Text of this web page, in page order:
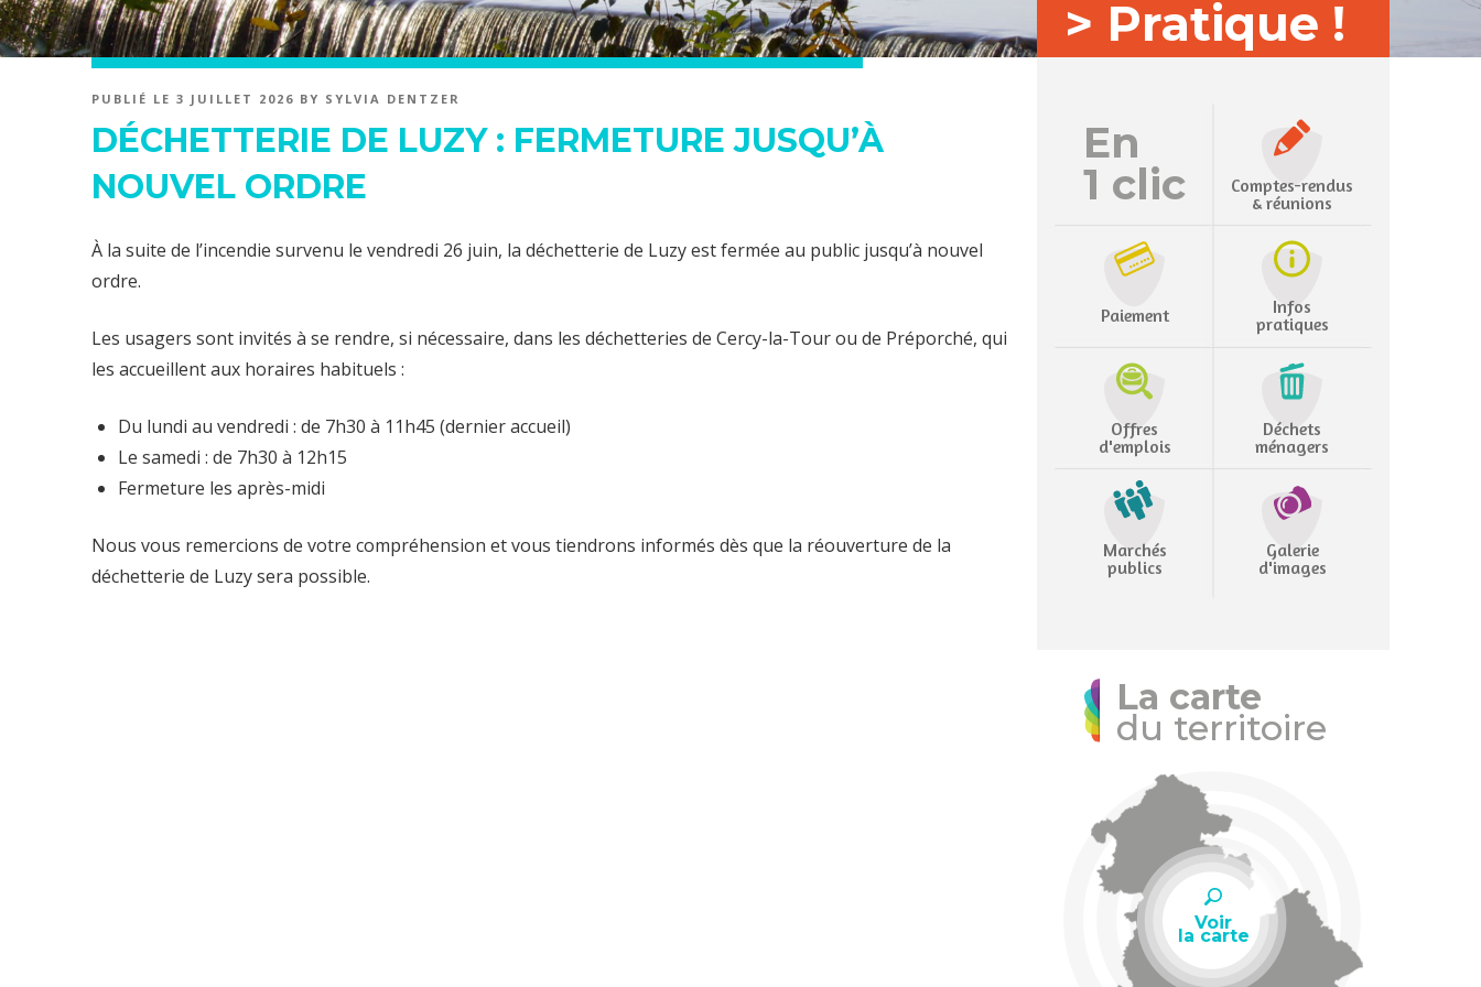
PUBLIÉ LE 3 JUILLET 2026 BY SYLVIA DENTZER
DÉCHETTERIE DE LUZY : FERMETURE JUSQU’À
NOUVEL ORDRE
À la suite de l’incendie survenu le vendredi 26 juin, la déchetterie de Luzy est fermée au public jusqu’à nouvel
ordre.
Les usagers sont invités à se rendre, si nécessaire, dans les déchetteries de Cercy-la-Tour ou de Préporché, qui
les accueillent aux horaires habituels :
Du lundi au vendredi : de 7h30 à 11h45 (dernier accueil)
Le samedi : de 7h30 à 12h15
Fermeture les après-midi
Nous vous remercions de votre compréhension et vous tiendrons informés dès que la réouverture de la
déchetterie de Luzy sera possible.
> Pratique !
En
1 clic
Comptes-rendus
& réunions
Paiement
Infos
pratiques
Offres
d'emplois
Déchets
ménagers
Marchés
publics
Galerie
d'images
La carte
du territoire
Voir
la carte